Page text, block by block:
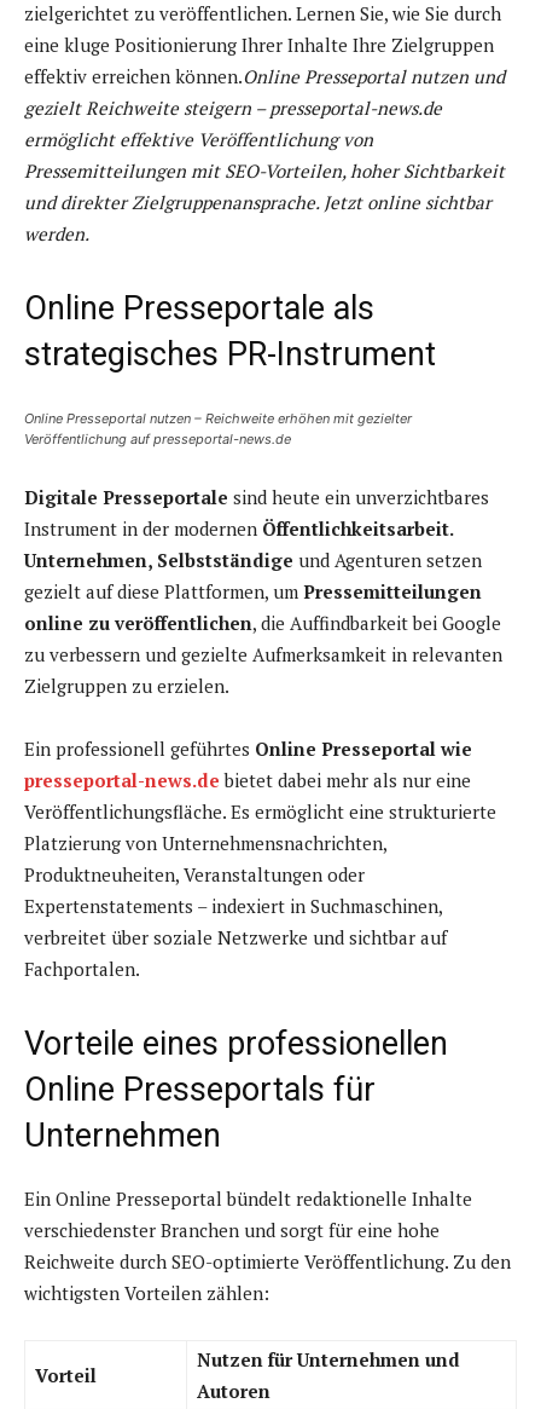
zielgerichtet zu veröffentlichen. Lernen Sie, wie Sie durch
eine kluge Positionierung Ihrer Inhalte Ihre Zielgruppen
effektiv erreichen können.Online Presseportal nutzen und
gezielt Reichweite steigern – presseportal-news.de
ermöglicht effektive Veröffentlichung von
Pressemitteilungen mit SEO-Vorteilen, hoher Sichtbarkeit
und direkter Zielgruppenansprache. Jetzt online sichtbar
werden.
Online Presseportale als
strategisches PR-Instrument
Online Presseportal nutzen – Reichweite erhöhen mit gezielter
Veröffentlichung auf presseportal-news.de
Digitale Presseportale sind heute ein unverzichtbares
Instrument in der modernen Öffentlichkeitsarbeit.
Unternehmen, Selbstständige und Agenturen setzen
gezielt auf diese Plattformen, um Pressemitteilungen
online zu veröffentlichen, die Auffindbarkeit bei Google
zu verbessern und gezielte Aufmerksamkeit in relevanten
Zielgruppen zu erzielen.
Ein professionell geführtes Online Presseportal wie
presseportal-news.de bietet dabei mehr als nur eine
Veröffentlichungsfläche. Es ermöglicht eine strukturierte
Platzierung von Unternehmensnachrichten,
Produktneuheiten, Veranstaltungen oder
Expertenstatements – indexiert in Suchmaschinen,
verbreitet über soziale Netzwerke und sichtbar auf
Fachportalen.
Vorteile eines professionellen
Online Presseportals für
Unternehmen
Ein Online Presseportal bündelt redaktionelle Inhalte
verschiedenster Branchen und sorgt für eine hohe
Reichweite durch SEO-optimierte Veröffentlichung. Zu den
wichtigsten Vorteilen zählen:
Vorteil
Nutzen für Unternehmen und
Autoren